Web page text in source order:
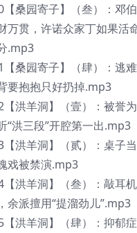
【桑园寄子】（叁）：邓
万贯，许诺众家丁如果活
.mp3
【桑园寄子】（肆）：逃
要抱抱只好扔掉.mp3
【洪羊洞】（壹）：被誉为
“洪三段”开腔第一出.mp3
【洪羊洞】（贰）：桌子
戏被禁演.mp3
【洪羊洞】（叁）：敲耳
余派擅用“提溜劲儿”.mp3
【洪羊洞】（肆）：抑郁